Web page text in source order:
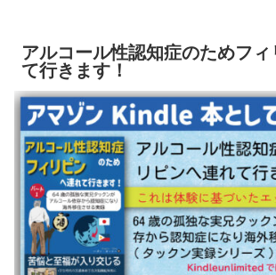
アルコール性認知症のためフ
て行きます！